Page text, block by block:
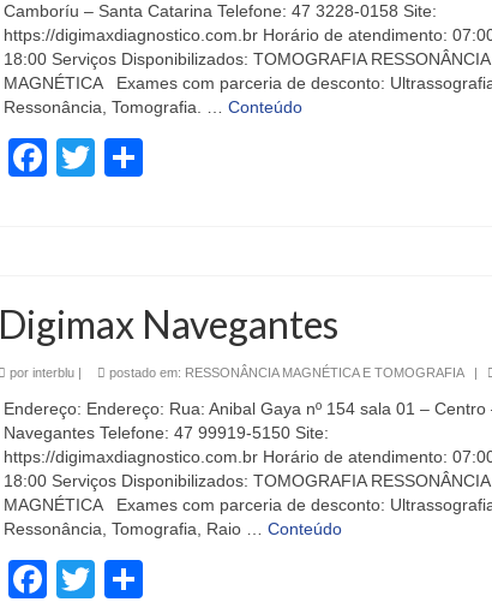
Camboríu – Santa Catarina Telefone: 47 3228-0158 Site:
https://digimaxdiagnostico.com.br Horário de atendimento:
18:00 Serviços Disponibilizados: TOMOGRAFIA RESSONÂNCIA
MAGNÉTICA Exames com parceria de desconto:
Ressonância, Tomografia. … Conteúdo
Facebook
Twitter
Digimax Navegantes
por interblu| postado em: RESSONÂNCIA MAGNÉTICA E TOMOGRAFIA |
Endereço: Endereço: Rua: Anibal Gaya nº 154 sala 01 – Centro
Navegantes Telefone: 47 99919-5150 Site:
https://digimaxdiagnostico.com.br Horário de atendimento:
18:00 Serviços Disponibilizados: TOMOGRAFIA RESSONÂNCIA
MAGNÉTICA Exames com parceria de desconto:
Ressonância, Tomografia, Raio … Conteúdo
Facebook
Twitter